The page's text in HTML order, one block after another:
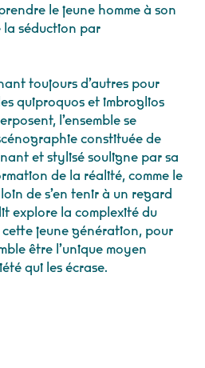
le jeune homme à son
la séduction par
toujours d’autres pour
quiproquos et imbroglios
l’ensemble se
constituée de
et stylisé souligne par sa
de la réalité, comme le
de s’en tenir à un regard
explore la complexité du
jeune génération, pour
être l’unique moyen
qui les écrase.